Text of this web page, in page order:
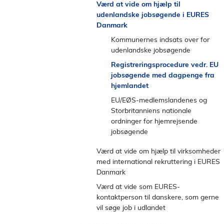
Spørgsmål og svar
Spørgsmål og svar
Indsats ved varsling af større afskedigelser
EU’s de minimis statsstøtteordning
Fleksjob
Seniorjob
Sundhedsfaglig rådgivning og vurdering fra
klinisk funktion
Sygedagpengeopfølgning
Ophold i Norden
Værd at vide om hjælp til
udenlandske jobsøgende i EURES
Danmark
Kommunernes indsats over for
udenlandske jobsøgende
Registreringsprocedure vedr. EU
jobsøgende med dagpenge fra
hjemlandet
EU/EØS-medlemslandenes og
Storbritanniens nationale
ordninger for hjemrejsende
jobsøgende
Værd at vide om hjælp til virksomheder
med international rekruttering i EURES
Danmark
Værd at vide som EURES-
kontaktperson til danskere, som gerne
vil søge job i udlandet